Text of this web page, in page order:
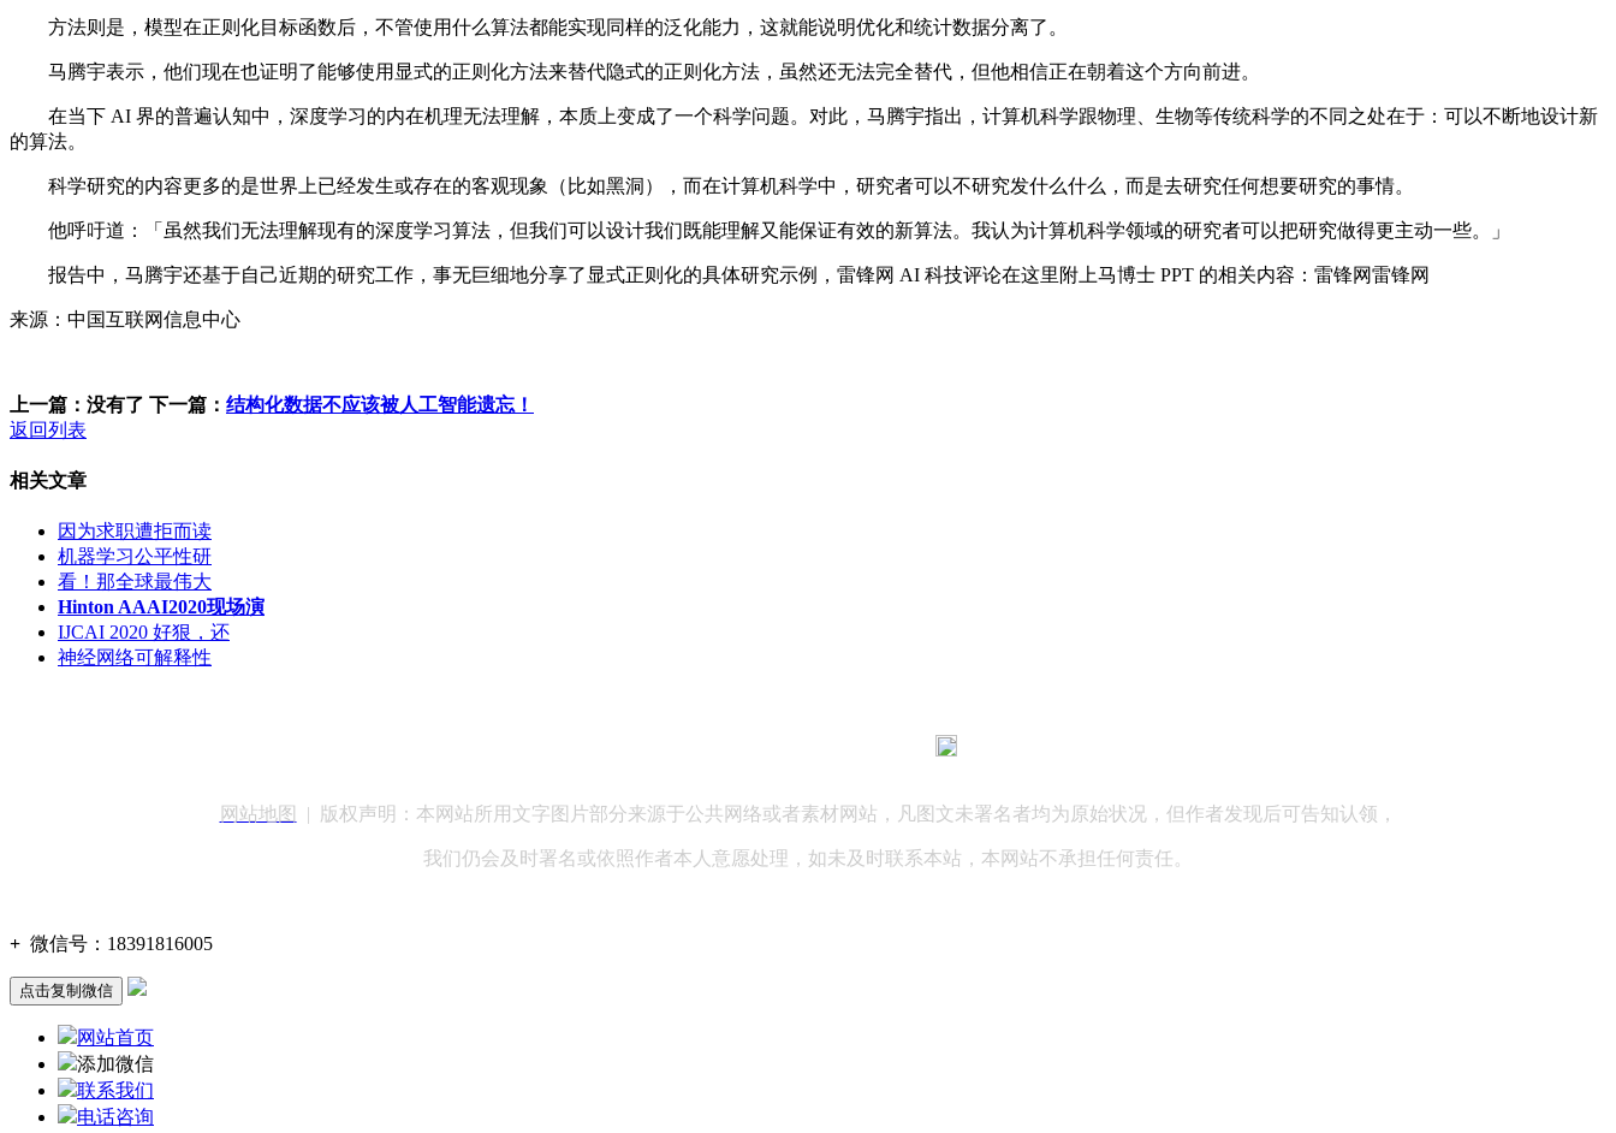
方法则是，模型在正则化目标函数后，不管使用什么算法都能实现同样的泛化能力，这就能说明优化和统计数据分离了。
马腾宇表示，他们现在也证明了能够使用显式的正则化方法来替代隐式的正则化方法，虽然还无法完全替代，但他相信正在朝着这个方向前进。
在当下 AI 界的普遍认知中，深度学习的内在机理无法理解，本质上变成了一个科学问题。对此，马腾宇指出，计算机科学跟物理、生物等传统科学的不同之处在于：可以不断地设计新
的算法。
科学研究的内容更多的是世界上已经发生或存在的客观现象（比如黑洞），而在计算机科学中，研究者可以不研究发什么什么，而是去研究任何想要研究的事情。
他呼吁道：「虽然我们无法理解现有的深度学习算法，但我们可以设计我们既能理解又能保证有效的新算法。我认为计算机科学领域的研究者可以把研究做得更主动一些。」
报告中，马腾宇还基于自己近期的研究工作，事无巨细地分享了显式正则化的具体研究示例，雷锋网 AI 科技评论在这里附上马博士 PPT 的相关内容：雷锋网雷锋网
来源：中国互联网信息中心
上一篇：没有了 下一篇： 结构化数据不应该被人工智能遗忘！
返回列表
相关文章
因为求职遭拒而读
机器学习公平性研
看！那全球最伟大
Hinton AAAI2020现场演
IJCAI 2020 好狠，还
神经网络可解释性
网站地图 | 版权声明：本网站所用文字图片部分来源于公共网络或者素材网站，凡图文未署名者均为原始状况，但作者发现后可告知认领，
我们仍会及时署名或依照作者本人意愿处理，如未及时联系本站，本网站不承担任何责任。
+ 微信号： 18391816005
点击复制微信
网站首页
添加微信
联系我们
电话咨询